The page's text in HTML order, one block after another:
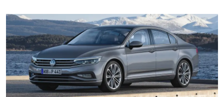
באירופה בימים אלה ומכוניות סיניות אחרות.